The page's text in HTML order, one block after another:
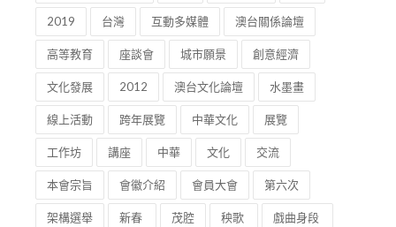
2019 台灣 互動多媒體 澳台關係論壇
高等教育 座談會 城市願景 創意經濟
文化發展 2012 澳台文化論壇 水墨畫
線上活動 跨年展覽 中華文化 展覽
工作坊 講座 中華 文化 交流
本會宗旨 會徽介紹 會員大會 第六次
架構選舉 新春 茂腔 秧歌 戲曲身段